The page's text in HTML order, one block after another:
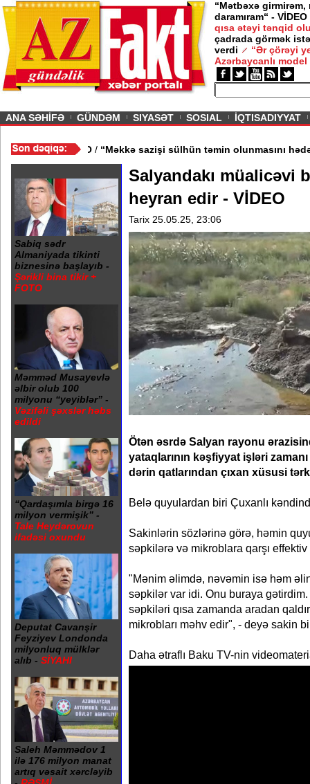
“Mətbəxə girmirəm,
daramıram“ - VİDEO
qısa ətəyi tənqid
çadrada görmək
verdi
“Ər çörəyi
Azərbaycanlı model
ANA SƏHİFƏ GÜNDƏM SIYASƏT SOSIAL İQTISADIYYAT
kənarlaşdırılıb - VİDEO/“Məkkə sazişi sülhün təmin
Sabiq sədr
Almaniyada tikinti
biznesinə başlayıb -
Şərikli bina tikir +
FOTO
Məmməd Musayevlə
əlbir olub 100
milyonu “yeyiblər” -
Vəzifəli şəxslər həbs
edildi
“Qardaşımla birgə 16
milyon vermişik” -
Tale Heydərovun
ifadəsi oxundu
Deputat Cavanşir
Feyziyev Londonda
milyonluq mülklər
alıb - SİYAHI
Saleh Məmmədov 1
ilə 176 milyon manat
artıq vəsait xərcləyib
Salyandakı müalicəvi
heyran edir - VİDEO
Tarix 25.05.25, 23:06
Ötən əsrdə Salyan rayonu
yataqlarının kəşfiyyat işləri
dərin qatlarından çıxan xüsusi
Belə quyulardan biri Çuxanlı
Sakinlərin sözlərinə görə, həmin
səpkilərə və mikroblara qarşı
"Mənim əlimdə, nəvəmin isə həm
səpkilər var idi. Onu buraya
səpkiləri qısa zamanda aradan
mikrobları məhv edir", - deyə sakin
Daha ətraflı Baku TV-nin